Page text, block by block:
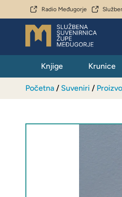
Radio Međugorje
Knjige Krunice
Početna / Suveniri /